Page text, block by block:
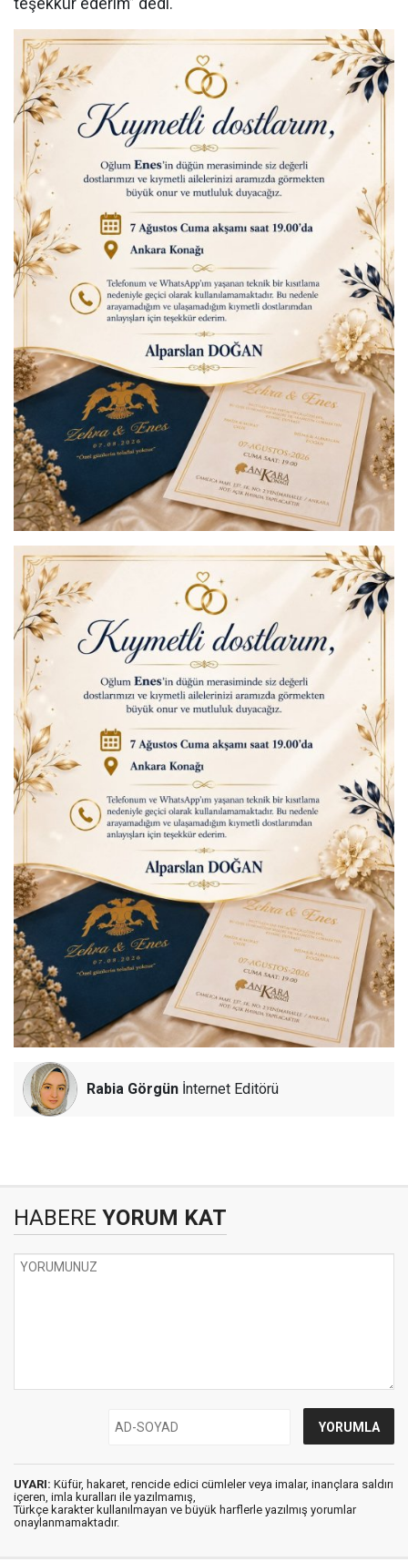
teşekkür ederim” dedi.
Rabia Görgün İnternet Editörü
HABERE YORUM KAT
UYARI: Küfür, hakaret, rencide edici cümleler veya imalar, inançlara saldırı
içeren, imla kuralları ile yazılmamış,
Türkçe karakter kullanılmayan ve büyük harflerle yazılmış yorumlar
onaylanmamaktadır.